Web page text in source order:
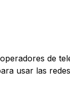
de
usar las